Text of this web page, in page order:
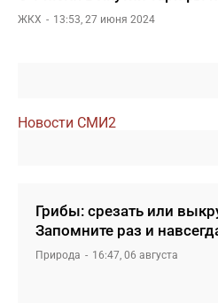
ЖКХ 13:53, 27 июня 2024
Новости СМИ2
Грибы: срезать или
Запомните раз и
Природа 16:47, 06 августа